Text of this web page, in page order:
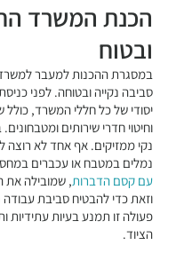
הכנת המשרד
ובטוח
במסגרת ההכנות למעבר
סביבה נקייה ובטוחה. לפני
יסודי של כל חללי המשרד, כולל
וחיטוי חדרי שירותים
נקי ממזיקים. אף אחד לא
נמלים במטבח או עכברים
עם קסם הדברות
וזאת כדי להבטיח סביבת עבודה
פעולה זו תמנע בעיות עתידיות
הציוד.